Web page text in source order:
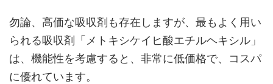
勿論、高価な吸収剤も存在しますが、最もよく用い
られる吸収剤「メトキシケイヒ酸エチルヘキシル」
は、機能性を考慮すると、非常に低価格で、コスパ
に優れています。